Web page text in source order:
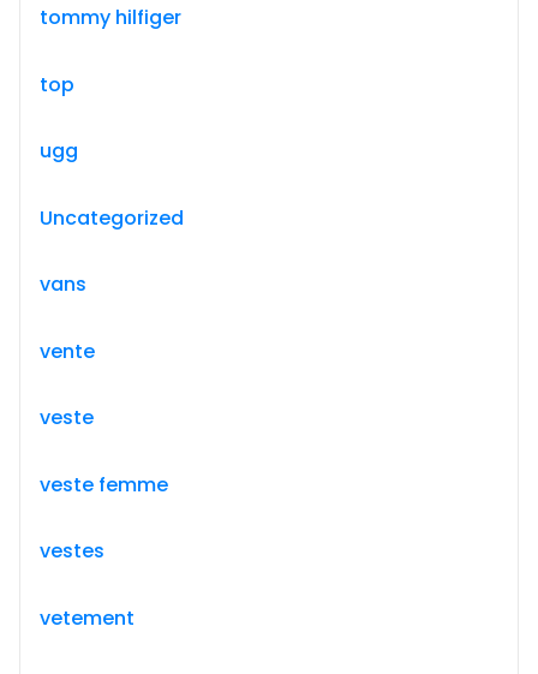
tommy hilfiger
top
ugg
Uncategorized
vans
vente
veste
veste femme
vestes
vetement